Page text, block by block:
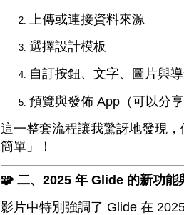
上傳或連接資料來源
選擇設計模板
自訂按鈕、文字、圖片與
預覽與發佈 App（可以分
這一整套流程讓我驚訝地發現
簡單」！
🧩 二、2025 年 Glide 的新功能
影片中特別強調了 Glide 在